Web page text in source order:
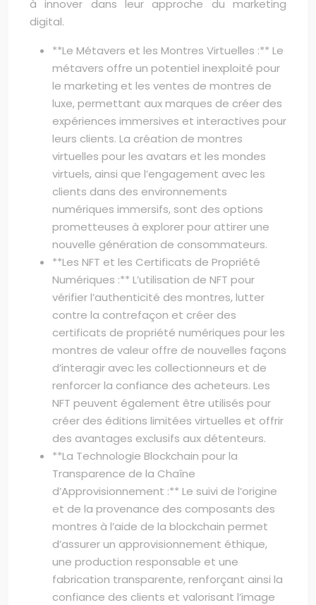
à innover dans leur approche du marketing
digital.
**Le Métavers et les Montres Virtuelles :** Le
métavers offre un potentiel inexploité pour
le marketing et les ventes de montres de
luxe, permettant aux marques de créer des
expériences immersives et interactives pour
leurs clients. La création de montres
virtuelles pour les avatars et les mondes
virtuels, ainsi que l’engagement avec les
clients dans des environnements
numériques immersifs, sont des options
prometteuses à explorer pour attirer une
nouvelle génération de consommateurs.
**Les NFT et les Certificats de Propriété
Numériques :** L’utilisation de NFT pour
vérifier l’authenticité des montres, lutter
contre la contrefaçon et créer des
certificats de propriété numériques pour les
montres de valeur offre de nouvelles façons
d’interagir avec les collectionneurs et de
renforcer la confiance des acheteurs. Les
NFT peuvent également être utilisés pour
créer des éditions limitées virtuelles et offrir
des avantages exclusifs aux détenteurs.
**La Technologie Blockchain pour la
Transparence de la Chaîne
d’Approvisionnement :** Le suivi de l’origine
et de la provenance des composants des
montres à l’aide de la blockchain permet
d’assurer un approvisionnement éthique,
une production responsable et une
fabrication transparente, renforçant ainsi la
confiance des clients et valorisant l’image